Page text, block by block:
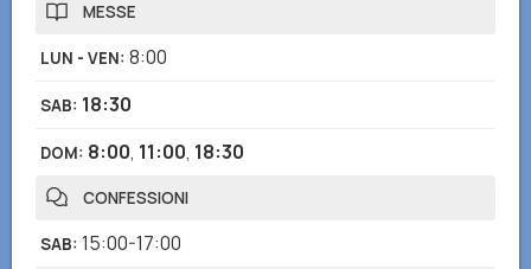
MESSE
LUN - VEN: 8:00
SAB: 18:30
DOM: 8:00, 11:00, 18:30
CONFESSIONI
SAB: 15:00-17:00